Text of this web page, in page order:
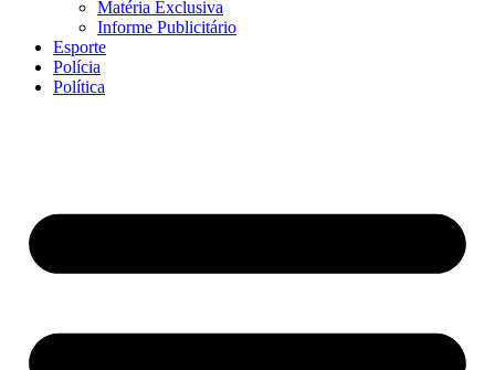
Matéria Exclusiva
Informe Publicitário
Esporte
Polícia
Política